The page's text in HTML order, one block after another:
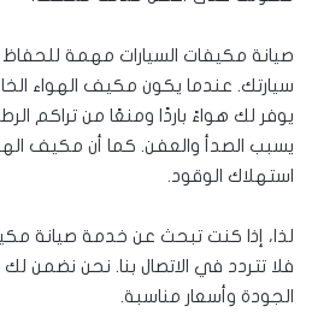
صيانة مكيفات السيارات مهمة
سيارتك. عندما يكون مكيف الهواء
يوفر لك هواءً باردًا ومنعًا من تراكم
يسبب الصدأ والعفن. كما أن مكيف
استهلاك الوقود.
لذا، إذا كنت تبحث عن خدمة صيانة
فلا تتردد في الاتصال بنا. نحن نضمن
الجودة وأسعار مناسبة.